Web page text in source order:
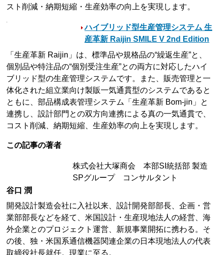
スト削減・納期短縮・生産効率の向上を実現します。
ハイブリッド型生産管理システム 生
産革新 Raijin SMILE V 2nd Edition
「生産革新 Raijin」は、標準品や規格品の“繰返生産”と、
個別品や特注品の“個別受注生産”との両方に対応したハイ
ブリッド型の生産管理システムです。また、販売管理と一
体化された組立業向け製販一気通貫型のシステムであると
ともに、部品構成表管理システム「生産革新 Bom-jin」と
連携し、設計部門との双方向連携による真の一気通貫で、
コスト削減、納期短縮、生産効率の向上を実現します。
この記事の著者
株式会社大塚商会 本部SI統括部 製造
SPグループ コンサルタント
谷口 潤
開発設計製造会社に入社以来、設計開発部部長、企画・営
業部部長などを経て、米国設計・生産現地法人の経営、海
外企業とのプロジェクト運営、新規事業開拓に携わる。そ
の後、独・米国系通信機器関連企業の日本現地法人の代表
取締役社長就任。現業に至る。